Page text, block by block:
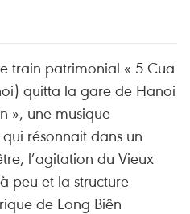
train patrimonial « 5 Cua
quitta la gare de Hanoi
», une musique
résonnait dans un
l’agitation du Vieux
peu et la structure
de Long Biên